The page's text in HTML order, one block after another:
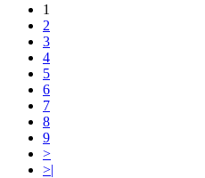
1
2
3
4
5
6
7
8
9
>
>|